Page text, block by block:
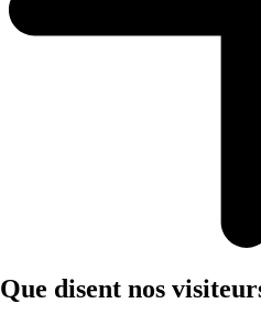
Que disent nos